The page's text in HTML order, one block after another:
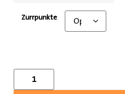
Zurrpunkte